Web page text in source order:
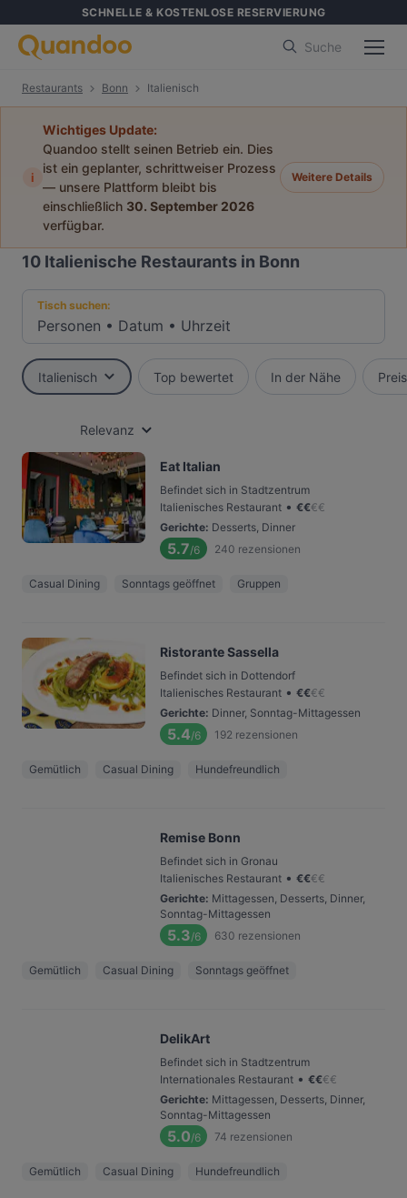
SCHNELLE & KOSTENLOSE RESERVIERUNG
Suche
Restaurants Bonn Italienisch
i
Wichtiges Update:
Quandoo stellt seinen Betrieb ein. Dies
ist ein geplanter, schrittweiser Prozess
— unsere Plattform bleibt bis
einschließlich 30. September 2026
verfügbar.
Weitere Details
10 Italienische Restaurants in Bonn
Tisch suchen:
Personen • Datum • Uhrzeit
Italienisch Top bewertet In der Nähe Preis
Relevanz
Eat Italian
Befindet sich in Stadtzentrum
Italienisches Restaurant • €€€€
Gerichte: Desserts, Dinner
5.7/6 240 rezensionen
Casual Dining Sonntags geöffnet Gruppen
Ristorante Sassella
Befindet sich in Dottendorf
Italienisches Restaurant • €€€€
Gerichte: Dinner, Sonntag-Mittagessen
5.4/6 192 rezensionen
Gemütlich Casual Dining Hundefreundlich
Remise Bonn
Befindet sich in Gronau
Italienisches Restaurant • €€€€
Gerichte: Mittagessen, Desserts, Dinner,
Sonntag-Mittagessen
5.3/6 630 rezensionen
Gemütlich Casual Dining Sonntags geöffnet
DelikArt
Befindet sich in Stadtzentrum
Internationales Restaurant • €€€€
Gerichte: Mittagessen, Desserts, Dinner,
Sonntag-Mittagessen
5.0/6 74 rezensionen
Gemütlich Casual Dining Hundefreundlich